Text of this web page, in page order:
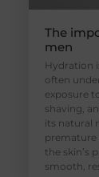
The
men
Hydration
often
exposure
shaving,
its natural
premature
the skin’s
smooth,